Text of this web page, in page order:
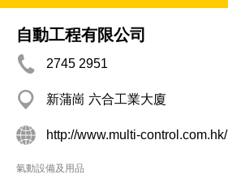
自動工程有限公司
2745 2951
新蒲崗 六合工業大廈
http://www.multi-control.com.hk/
氣動設備及用品